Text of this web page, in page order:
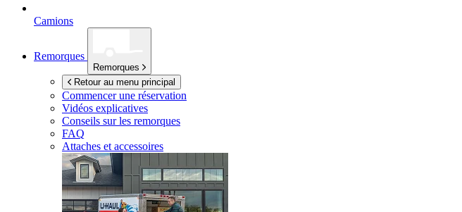
Camions
Remorques
Remorques
Retour au menu principal
Commencer une réservation
Vidéos explicatives
Conseils sur les remorques
FAQ
Attaches et accessoires